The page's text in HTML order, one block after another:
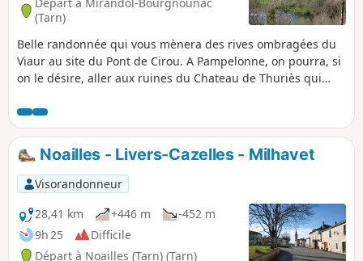
Départ à Mirandol-Bourgnounac
(Tarn)
Belle randonnée qui vous mènera des rives ombragées du
Viaur au site du Pont de Cirou. A Pampelonne, on pourra, si
on le désire, aller aux ruines du Chateau de Thuriès qui
s'arrêtera au point de vue du vieux Mirandol avant de
regagner la voiture. Note modérateur Sentier interdit par
arrêté municipal pour risque d'éboulement à partir du 31
mai 2022 jusqu'à nouvel ordre, voir les avis
Noailles - Livers-Cazelles - Milhavet
Visorandonneur
28,41 km
+446 m
-452 m
9h 25
Difficile
Départ à Noailles (Tarn) (Tarn)